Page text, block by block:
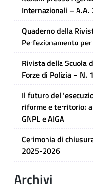
Internazionali –
Quaderno della
Perfezionamento
Rivista della Scuola
Forze di Polizia – N.
Il futuro
riforme e territorio:
GNPL e AIGA
Cerimonia di
2025-2026
Archivi